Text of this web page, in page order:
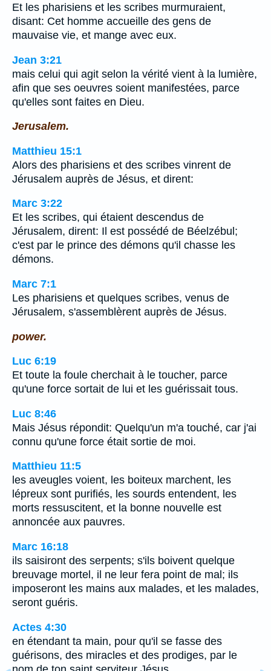
Et les pharisiens et les scribes murmuraient,
disant: Cet homme accueille des gens de
mauvaise vie, et mange avec eux.
Jean 3:21
mais celui qui agit selon la vérité vient à la lumière,
afin que ses oeuvres soient manifestées, parce
qu'elles sont faites en Dieu.
Jerusalem.
Matthieu 15:1
Alors des pharisiens et des scribes vinrent de
Jérusalem auprès de Jésus, et dirent:
Marc 3:22
Et les scribes, qui étaient descendus de
Jérusalem, dirent: Il est possédé de Béelzébul;
c'est par le prince des démons qu'il chasse les
démons.
Marc 7:1
Les pharisiens et quelques scribes, venus de
Jérusalem, s'assemblèrent auprès de Jésus.
power.
Luc 6:19
Et toute la foule cherchait à le toucher, parce
qu'une force sortait de lui et les guérissait tous.
Luc 8:46
Mais Jésus répondit: Quelqu'un m'a touché, car j'ai
connu qu'une force était sortie de moi.
Matthieu 11:5
les aveugles voient, les boiteux marchent, les
lépreux sont purifiés, les sourds entendent, les
morts ressuscitent, et la bonne nouvelle est
annoncée aux pauvres.
Marc 16:18
ils saisiront des serpents; s'ils boivent quelque
breuvage mortel, il ne leur fera point de mal; ils
imposeront les mains aux malades, et les malades,
seront guéris.
Actes 4:30
en étendant ta main, pour qu'il se fasse des
guérisons, des miracles et des prodiges, par le